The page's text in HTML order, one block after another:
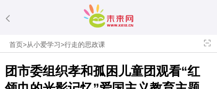
首页>从小爱学习>行走的思政课
团市委组织孝和孤困儿童团观看“红